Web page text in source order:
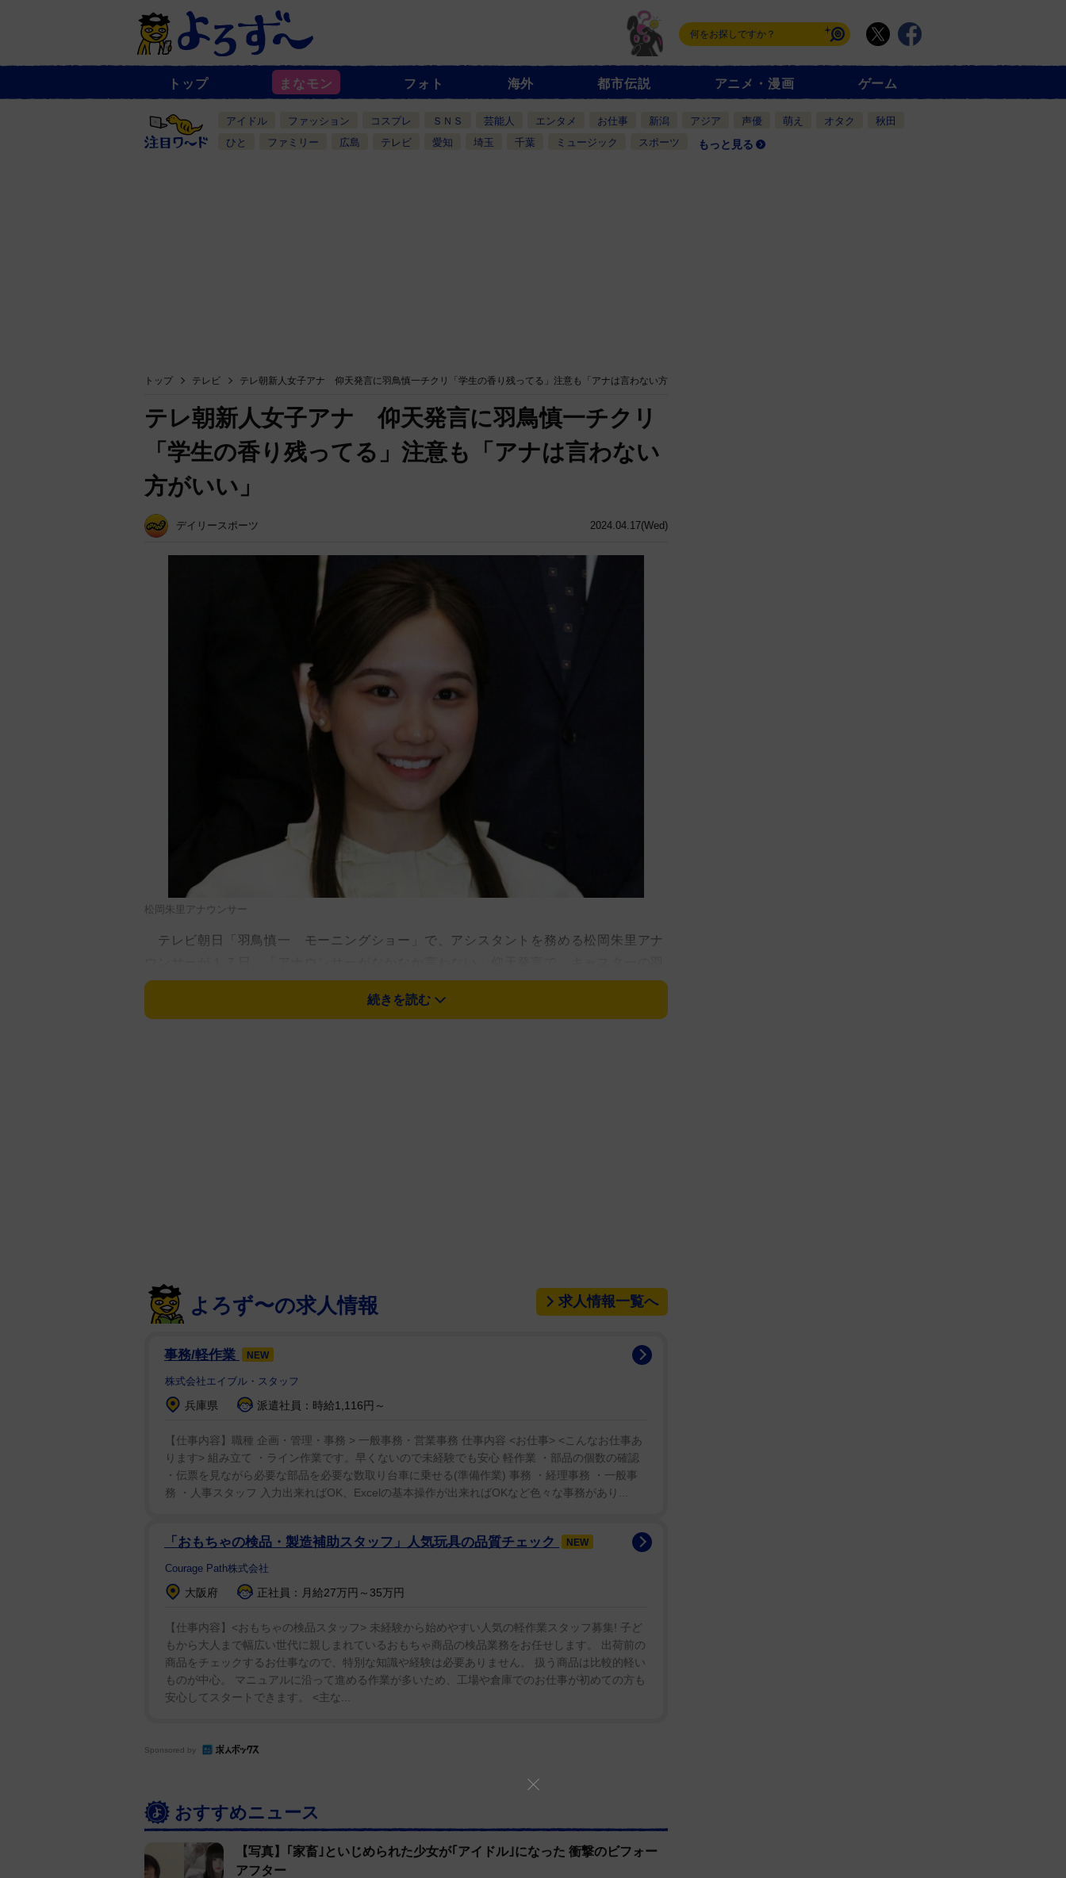
ュ
一
覧
トップ まなモン フォト 海外 都市伝説 アニメ・漫画 ゲーム
アイドル ファッション コスプレ ＳＮＳ 芸能人 エンタメ お仕事 新潟 アジア 声優 萌え オタク
秋田
ひと
ファミリー 広島 テレビ 愛知 埼玉 千葉 ミュージック スポーツ もっと見る
トップ テレビ テレ朝新人女子アナ 仰天発言に羽鳥慎一チクリ「学生の香り残ってる」注意も「アナは言わない方
2024.04.17(Wed)
テレ朝新人女子アナ 仰天発言に羽鳥慎一チクリ
「学生の香り残ってる」注意も「アナは言わない
方がいい」
デイリースポーツ
松岡朱里アナウンサー
テレビ朝日「羽鳥慎一 モーニングショー」で、アシスタントを務める松岡朱里アナ
鳥慎一らを動揺させた。
と動揺した様子で「なかなか言わない。アナウンサー、なかなか言わないよ」と話し
た。
安部氏から「アナウンサーはあまり言わない方がいいかもしれない」と注意された松
徹氏も「おじさんたちビックリしちゃった」と苦笑した。
松岡アナは、国際基督教大学から４月に入社したばかり。
続きを読む
よろず〜の求人情報 求人情報一覧へ
事務/軽作業 NEW
株式会社エイブル・スタッフ
兵庫県 派遣社員：時給1,116円～
【仕事内容】職種 企画・管理・事務 > 一般事務・営業事務 仕事内容 <お仕事> <こんなお仕事あ
ります> 組み立て ・ライン作業です。早くないので未経験でも安心 軽作業 ・部品の個数の確認
・伝票を見ながら必要な部品を必要な数取り台車に乗せる(準備作業) 事務 ・経理事務 ・一般事
務 ・人事スタッフ 入力出来ればOK、Excelの基本操作が出来ればOKなど色々な事務があり...
「おもちゃの検品・製造補助スタッフ」人気玩具の品質チェック NEW
Courage Path株式会社
大阪府 正社員：月給27万円～35万円
【仕事内容】<おもちゃの検品スタッフ> 未経験から始めやすい人気の軽作業スタッフ募集! 子ど
もから大人まで幅広い世代に親しまれているおもちゃ商品の検品業務をお任せします。 出荷前の
商品をチェックするお仕事なので、特別な知識や経験は必要ありません。 扱う商品は比較的軽い
ものが中心。 マニュアルに沿って進める作業が多いため、工場や倉庫でのお仕事が初めての方も
安心してスタートできます。 <主な...
Sponsored by
おすすめニュース
【写真】｢家畜｣といじめられた少女が｢アイドル｣になった 衝撃のビフォー
アフター